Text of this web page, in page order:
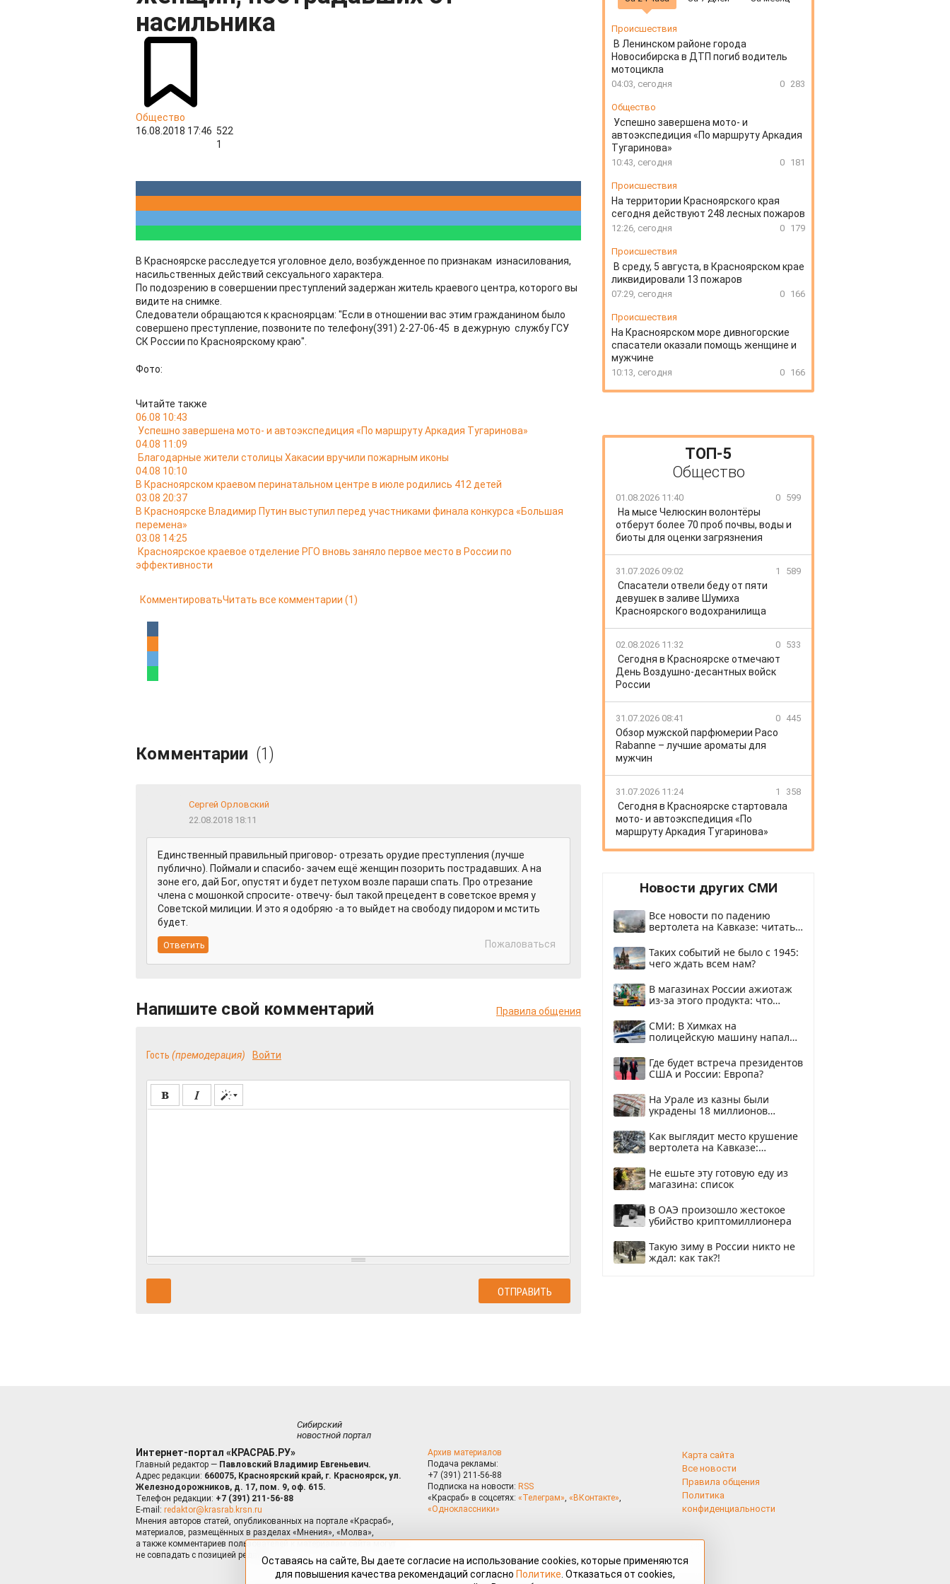
насильника
Общество
16.08.2018 17:46 522
1
В Красноярске расследуется уголовное дело, возбужденное по признакам изнасилования,
насильственных действий сексуального характера.
По подозрению в совершении преступлений задержан житель краевого центра, которого вы
видите на снимке.
Следователи обращаются к красноярцам: "Если в отношении вас этим гражданином было
совершено преступление, позвоните по телефону(391) 2-27-06-45 в дежурную службу ГСУ
СК России по Красноярскому краю".
Фото:
Читайте также
06.08 10:43
Успешно завершена мото- и автоэкспедиция «По маршруту Аркадия Тугаринова»
04.08 11:09
Благодарные жители столицы Хакасии вручили пожарным иконы
04.08 10:10
В Красноярском краевом перинатальном центре в июле родились 412 детей
03.08 20:37
В Красноярске Владимир Путин выступил перед участниками финала конкурса «Большая
перемена»
03.08 14:25
Красноярское краевое отделение РГО вновь заняло первое место в России по
эффективности
КомментироватьЧитать все комментарии (1)
Комментарии (1)
Сергей Орловский
22.08.2018 18:11
Единственный правильный приговор- отрезать орудие преступления (лучше
публично). Поймали и спасибо- зачем ещё женщин позорить пострадавших. А на
зоне его, дай Бог, опустят и будет петухом возле параши спать. Про отрезание
члена с мошонкой спросите- отвечу- был такой прецедент в советское время у
Советской милиции. И это я одобряю -а то выйдет на свободу пидором и мстить
будет.
Пожаловаться
Напишите свой комментарий Правила общения
Гость (премодерация) Войти
Происшествия
В Ленинском районе города
Новосибирска в ДТП погиб водитель
мотоцикла
04:03, сегодня 0 283
Общество
Успешно завершена мото- и
автоэкспедиция «По маршруту Аркадия
Тугаринова»
10:43, сегодня 0 181
Происшествия
На территории Красноярского края
сегодня действуют 248 лесных пожаров
12:26, сегодня 0 179
Происшествия
В среду, 5 августа, в Красноярском крае
ликвидировали 13 пожаров
07:29, сегодня 0 166
Происшествия
На Красноярском море дивногорские
спасатели оказали помощь женщине и
мужчине
10:13, сегодня 0 166
ТОП-5
Общество
01.08.2026 11:40 0 599
На мысе Челюскин волонтёры
отберут более 70 проб почвы, воды и
биоты для оценки загрязнения
31.07.2026 09:02 1 589
Спасатели отвели беду от пяти
девушек в заливе Шумиха
Красноярского водохранилища
02.08.2026 11:32 0 533
Сегодня в Красноярске отмечают
День Воздушно-десантных войск
России
31.07.2026 08:41 0 445
Обзор мужской парфюмерии Paco
Rabanne – лучшие ароматы для
мужчин
31.07.2026 11:24 1 358
Сегодня в Красноярске стартовала
мото- и автоэкспедиция «По
маршруту Аркадия Тугаринова»
Новости других СМИ
Все новости по падению
вертолета на Кавказе: читать
Таких событий не было с 1945:
чего ждать всем нам?
В магазинах России ажиотаж
из-за этого продукта: что
СМИ: В Химках на
полицейскую машину напали
Где будет встреча президентов
США и России: Европа?
На Урале из казны были
украдены 18 миллионов
Как выглядит место крушение
вертолета на Кавказе:
Не ешьте эту готовую еду из
магазина: список
В ОАЭ произошло жестокое
убийство криптомиллионера
Такую зиму в России никто не
ждал: как так?!
Сибирский
новостной портал
Интернет-портал «КРАСРАБ.РУ»
Главный редактор — Павловский Владимир Евгеньевич.
Адрес редакции: 660075, Красноярский край, г. Красноярск, ул.
Железнодорожников, д. 17, пом. 9, оф. 615.
Телефон редакции: +7 (391) 211-56-88
E-mail: redaktor@krasrab.krsn.ru
Мнения авторов статей, опубликованных на портале «Красраб»,
материалов, размещённых в разделах «Мнения», «Молва»,
а также комментариев пользователей к материалам сайта могут
не совпадать с позицией редакции.
Архив материалов
Подача рекламы:
+7 (391) 211-56-88
Подписка на новости: RSS
«Красраб» в соцсетях: «Телеграм», «ВКонтакте»,
«Одноклассники»
Карта сайта
Все новости
Правила общения
Политика
конфиденциальности
Оставаясь на сайте, Вы даете согласие на использование cookies, которые применяются
для повышения качества рекомендаций согласно Политике . Отказаться от cookies,